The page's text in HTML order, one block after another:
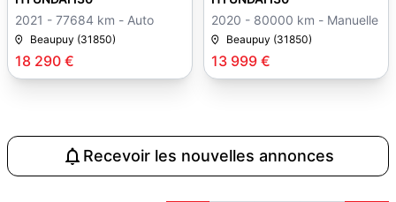
18 290 €
2021 - 77684 km - Auto
Beaupuy (31850)
13 999 €
2020 - 80000 km - Manuelle
Beaupuy (31850)
Recevoir les nouvelles annonces